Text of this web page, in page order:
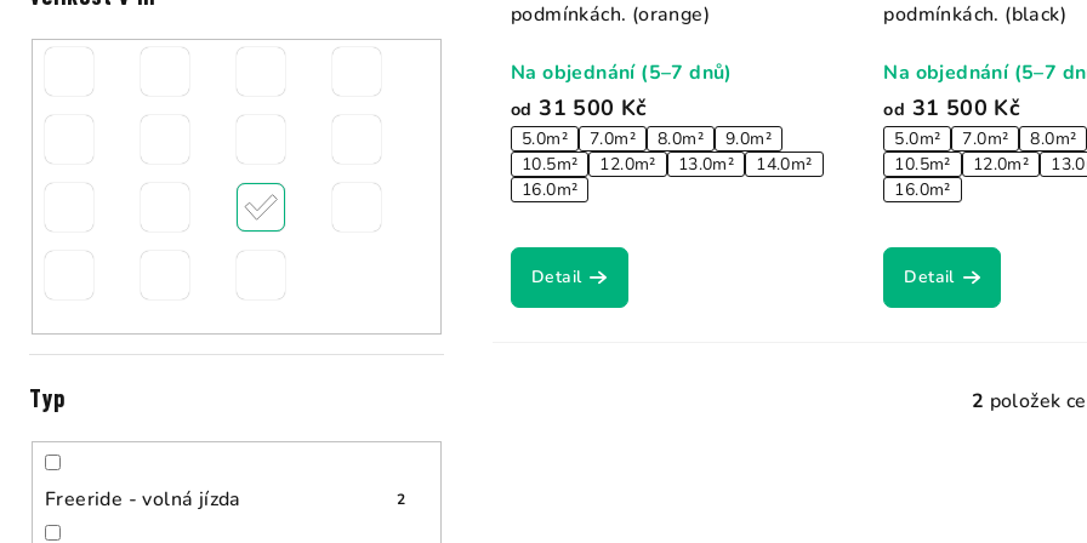
Typ
Freeride - volná jízda 2
od 31 500 Kč
5.0m² 7.0m² 8.0m²
9.0m²
10.5m²
12.0m² 13.0m²
14.0m²
16.0m²
Na objednání (5–7 dnů)
Detail
podmínkách. (orange)
od 31 500 Kč
5.0m² 7.0m² 8.0m²
10.5m²
12.0m²
16.0m²
Na objednání (5–7
Detail
podmínkách. (black)
O
2 položek